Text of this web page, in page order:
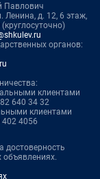
Павлович
Ленина, д. 12, 6 этаж,
органов:
клиентами
640 34 32
клиентами
4056
достоверность